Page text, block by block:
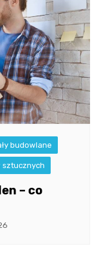
budowlane
sztucznych
– co